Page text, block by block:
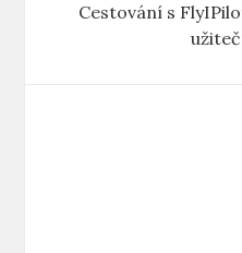
Cestování s